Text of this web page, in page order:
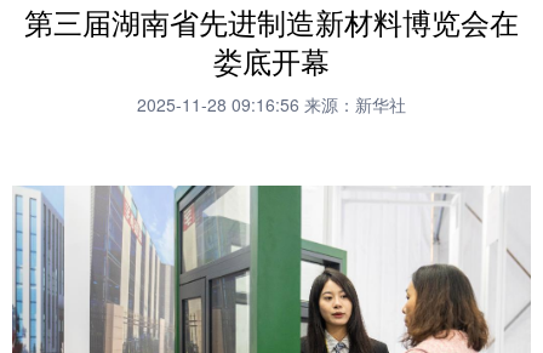
学习进行时 高层 时政 人事
财经 网评
全球连线
文化 书画 军事
访谈 视频 图片 政务
中央文件 金融 汽车
第三届湖南省先进制造新材料博览会在
娄底开幕
2025-11-28 09:16:56 来源：新华社